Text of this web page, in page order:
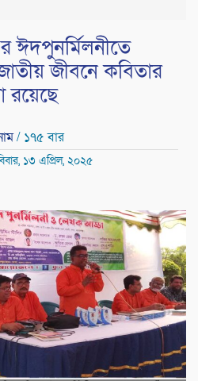
ঈদপুনর্মিলনীতে
জীবনে কবিতার
রয়েছে
/ ১৭৫ বার
১৩ এপ্রিল, ২০২৫